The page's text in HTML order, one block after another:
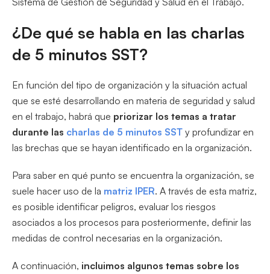
¿De qué se habla en las charlas
de 5 minutos SST?
En función del tipo de organización y la situación actual
que se esté desarrollando en materia de seguridad y salud
en el trabajo, habrá que priorizar los temas a tratar
durante las charlas de 5 minutos SST y profundizar en
las brechas que se hayan identificado en la organización.
Para saber en qué punto se encuentra la organización, se
suele hacer uso de la matriz IPER. A través de esta matriz,
es posible identificar peligros, evaluar los riesgos
asociados a los procesos para posteriormente, definir las
medidas de control necesarias en la organización.
A continuación, incluimos algunos temas sobre los